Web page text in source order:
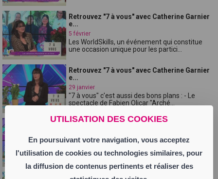
UTILISATION DES COOKIES
En poursuivant votre navigation, vous acceptez
l'utilisation de cookies ou technologies similaires, pour
la diffusion de contenus pertinents et réaliser des
Retrouvez "7 à vous" avec Catherine Garnier
e...
5 février
Les WorldSkills, un événement qui constitue
une occasion unique pour les partici...
Retrouvez "7 à vous" avec Catherine Garnier
e...
29 janvier
"7 à vous" c'est aussi des bons plans : - Le
spectacle de Fabien Olicar "Arché...
L'Ecopôle du Forez lance un appel à dons,
22 janvier
"7 à vous" c'est aussi des bons plans : - La 15e
édition de l'Engie Open d'And...
Retrouvez "7 à vous" avec Catherine Garnier